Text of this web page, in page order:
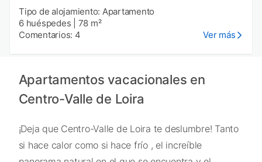
Tipo de alojamiento: Apartamento
6 huéspedes
78 m²
Comentarios: 4
Ver más
Apartamentos vacacionales en
Centro-Valle de Loira
¡Deja que Centro-Valle de Loira te deslumbre! Tanto
si hace calor como si hace frío , el increíble